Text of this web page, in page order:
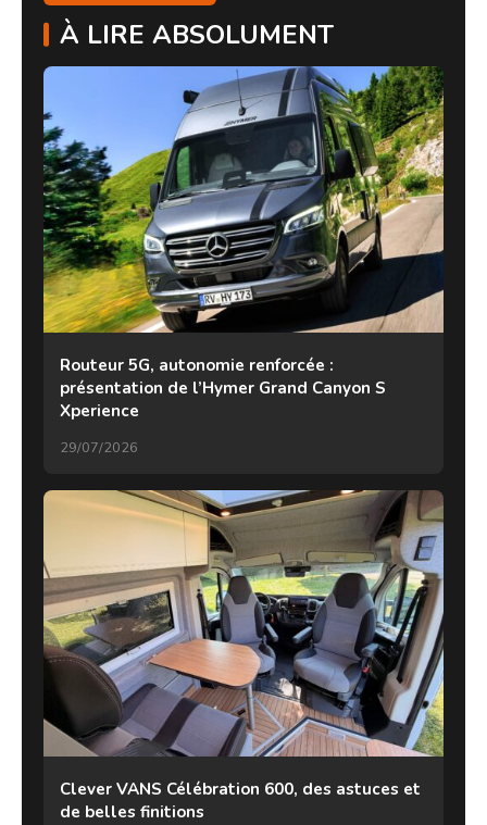
À LIRE ABSOLUMENT
Routeur 5G, autonomie renforcée :
présentation de l’Hymer Grand Canyon S
Xperience
29/07/2026
Clever VANS Célébration 600, des astuces et
de belles finitions